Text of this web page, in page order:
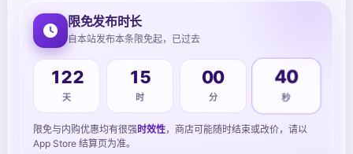
限免发布时长
自本站发布本条限免起，已过去
122
天
15
时
00
分
40
秒
限免与内购优惠均有很强时效性，商店可能随时结束或改价，请以
App Store 结算页为准。